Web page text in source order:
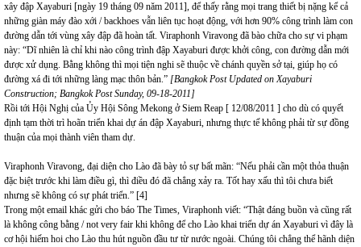
xây đập Xayaburi [ngày 19 tháng 09 năm 2011], để thấy rằng mọi trang thiết bị nặng kể cả
những giàn máy đào xới / backhoes vẫn liên tục hoạt động, với hơn 90% công trình làm con
đường dẫn tới vùng xây đập đã hoàn tất. Viraphonh Viravong đã bào chữa cho sự vi phạm
này: “Dĩ nhiên là chỉ khi nào công trình đập Xayaburi được khởi công, con đường dẫn mới
được xử dụng. Bằng không thì mọi tiện nghi sẽ thuộc về chánh quyền sở tại, giúp họ có
đường xá đi tới những làng mạc thôn bản.” [Bangkok Post Updated on Xayaburi
Construction; Bangkok Post Sunday, 09-18-2011]
Rồi tới Hội Nghị của Ủy Hội Sông Mekong ở Siem Reap [ 12/08/2011 ] cho dù có quyết
định tạm thời trì hoãn triển khai dự án đập Xayaburi, nhưng thực tế không phải từ sự đồng
thuận của mọi thành viên tham dự.
Viraphonh Viravong, đại diện cho Lào đã bày tỏ sự bất mãn: “Nếu phải cần một thỏa thuận
đặc biệt trước khi làm điều gì, thì điều đó đã chẳng xảy ra. Tốt hay xấu thì tôi chưa biết
nhưng sẽ không có sự phát triển.” [4]
Trong một email khác gửi cho báo The Times, Viraphonh viết: “Thật đáng buồn và cũng rất
là không công bằng / not very fair khi không để cho Lào khai triển dự án Xayaburi vì đây là
cơ hội hiếm hoi cho Lào thu hút nguồn đầu tư từ nước ngoài. Chúng tôi chẳng thể hãnh diện